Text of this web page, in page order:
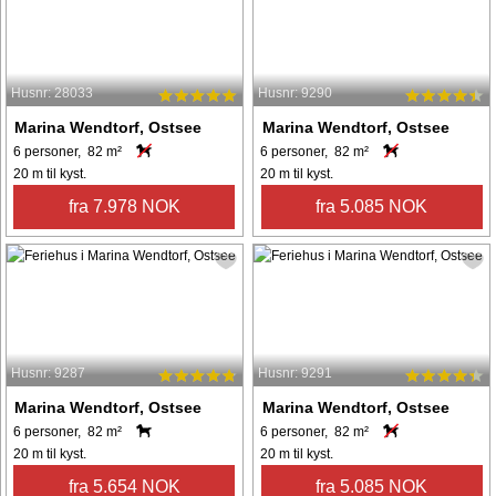
Husnr: 28033
Marina Wendtorf, Ostsee
6 personer, 82 m²
20 m til kyst.
fra 7.978 NOK
Husnr: 9290
Marina Wendtorf, Ostsee
6 personer, 82 m²
20 m til kyst.
fra 5.085 NOK
Husnr: 9287
Marina Wendtorf, Ostsee
6 personer, 82 m²
20 m til kyst.
fra 5.654 NOK
Husnr: 9291
Marina Wendtorf, Ostsee
6 personer, 82 m²
20 m til kyst.
fra 5.085 NOK